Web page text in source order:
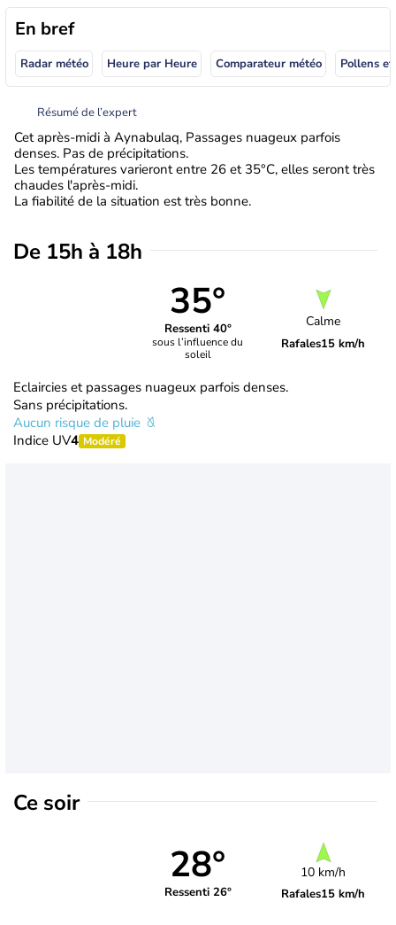
En bref
Radar météo Heure par Heure Comparateur météo Pollens
Résumé de l’expert
Cet après-midi à Aynabulaq, Passages nuageux parfois
denses. Pas de précipitations.
Les températures varieront entre 26 et 35°C, elles seront très
chaudes l'après-midi.
La fiabilité de la situation est très bonne.
De 15h à 18h
35°
Ressenti 40°
sous l’influence du
soleil
Calme
Rafales15 km/h
Eclaircies et passages nuageux parfois denses.
Sans précipitations.
Aucun risque de pluie
Indice UV4 Modéré
Ce soir
28°
Ressenti 26°
10 km/h
Rafales15 km/h